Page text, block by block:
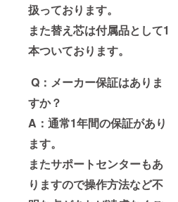
扱っております。
また替え芯は付属品として1
本ついております。
Q：メーカー保証はありま
すか？
A：通常1年間の保証があり
ます。
またサポートセンターもあ
りますので操作方法など不